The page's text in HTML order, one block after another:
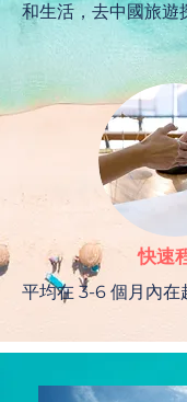
和生活，去中國旅遊
快速
平均在 3-6 個月內在